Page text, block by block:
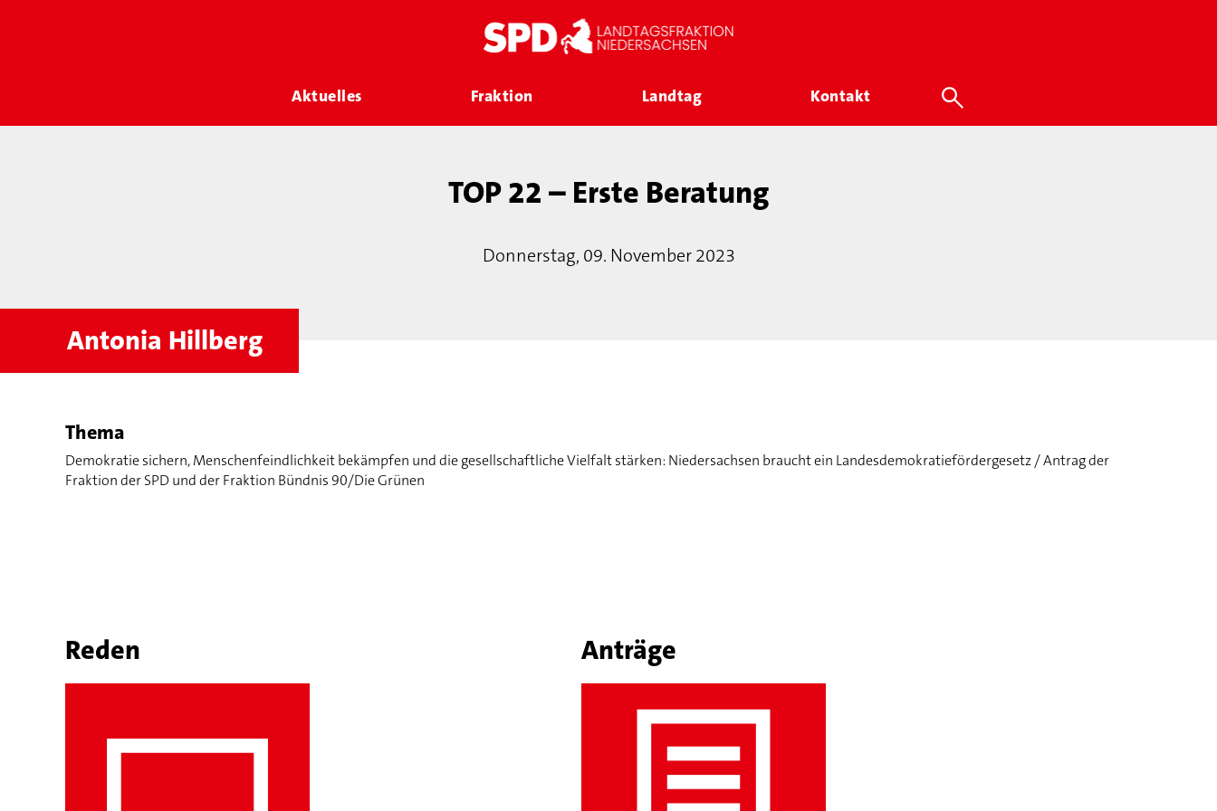
Aktuelles Fraktion Landtag Kontakt
TOP 22 – Erste Beratung
Donnerstag, 09. November 2023
Antonia Hillberg
Thema
Demokratie sichern, Menschenfeindlichkeit bekämpfen und die gesellschaftliche Vielfalt stärken: Niedersachsen braucht ein Landesdemokratiefördergesetz / Antrag der
Fraktion der SPD und der Fraktion Bündnis 90/Die Grünen
Reden Anträge